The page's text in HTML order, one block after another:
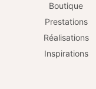
Boutique
Prestations
Réalisations
Inspirations